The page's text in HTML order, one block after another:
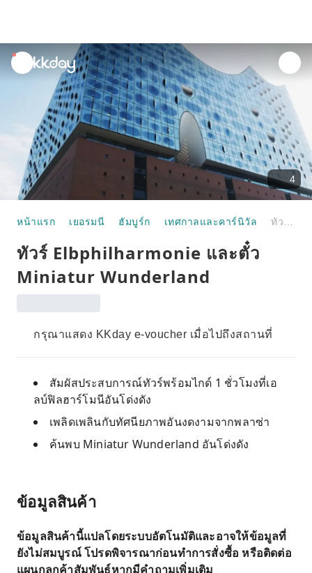
unread
notifications
4
หน้าแรก เยอรมนี ฮัมบูร์ก เทศกาลและคาร์นิวัล
ทัวร์ Elbphilharmonie และตั๋ว
Miniatur Wunderland
กรุณาแสดง KKday e-voucher เมื่อไปถึงสถานที่
สัมผัสประสบการณ์ทัวร์พร้อมไกด์ 1 ชั่วโมงที่เอ
ลบ์ฟิลฮาร์โมนีอันโด่งดัง
เพลิดเพลินกับทัศนียภาพอันงดงามจากพลาซ่า
ค้นพบ Miniatur Wunderland อันโด่งดัง
ข้อมูลสินค้า
ข้อมูลสินค้านี้แปลโดยระบบอัตโนมัติและอาจให้ข้อมูลที่
ยังไม่สมบูรณ์ โปรดพิจารณาก่อนทำการสั่งซื้อ หรือติดต่อ
แผนกลูกค้าสัมพันธ์หากมีคำถามเพิ่มเติม